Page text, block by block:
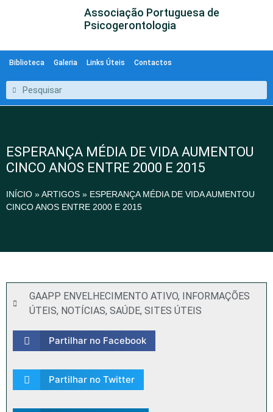
Associação Portuguesa de
Psicogerontologia
Biblioteca Galeria Links Úteis Contactos
ESPERANÇA MÉDIA DE VIDA AUMENTOU
CINCO ANOS ENTRE 2000 E 2015
INÍCIO »ARTIGOS » ESPERANÇA MÉDIA DE VIDA AUMENTOU
CINCO ANOS ENTRE 2000 E 2015
GAAPP ENVELHECIMENTO ATIVO, INFORMAÇÕES
ÚTEIS, NOTÍCIAS, SAÚDE, SITES ÚTEIS
Partilhar no Facebook
Partilhar no Twitter